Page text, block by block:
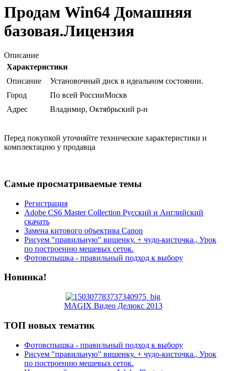
Продам Win64 Домашняя
базовая.Лицензия
Описание
Характеристики
Описание
Установочный диск в идеальном состоянии.
Город
По всей РоссииМоскв
Адрес
Владимир, Октябрьский р-н
Перед покупкой уточняйте технические характеристики и
комплектацию у продавца
Самые просматриваемые темы
Регистрация
Adobe CS6 Master Collection Русский и Английский
скачать
Замена китового объектива Canon
Рисуем "правильную" вишенку. + чудо-кисточка., Урок
по построению мешевых сеток.
Фотовспышка - правильный подход к выбору
Новинка!
MAGIX Видео Делюкс 2013
ТОП новых тематик
Фотовспышка - правильный подход к выбору
Рисуем "правильную" вишенку. + чудо-кисточка., Урок
по построению мешевых сеток.